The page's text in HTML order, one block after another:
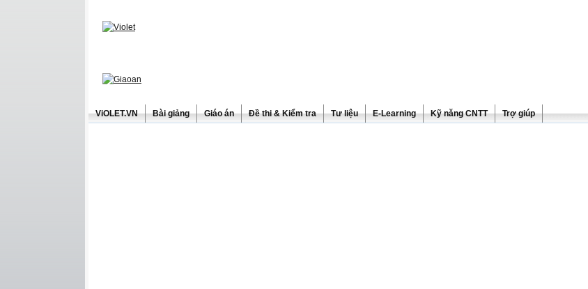
ViOLET.VN Bài giảng Giáo án Đề thi & Kiểm tra Tư liệu E-Learning Kỹ năng CNTT Trợ giúp